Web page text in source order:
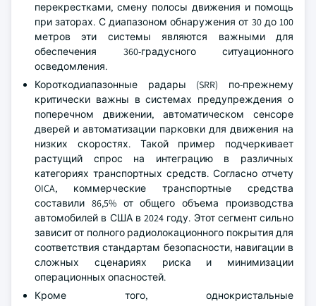
перекрестками, смену полосы движения и помощь
при заторах. С диапазоном обнаружения от 30 до 100
метров эти системы являются важными для
обеспечения 360-градусного ситуационного
осведомления.
Короткодиапазонные радары (SRR) по-прежнему
критически важны в системах предупреждения о
поперечном движении, автоматическом сенсоре
дверей и автоматизации парковки для движения на
низких скоростях. Такой пример подчеркивает
растущий спрос на интеграцию в различных
категориях транспортных средств. Согласно отчету
OICA, коммерческие транспортные средства
составили 86,5% от общего объема производства
автомобилей в США в 2024 году. Этот сегмент сильно
зависит от полного радиолокационного покрытия для
соответствия стандартам безопасности, навигации в
сложных сценариях риска и минимизации
операционных опасностей.
Кроме того, однокристальные